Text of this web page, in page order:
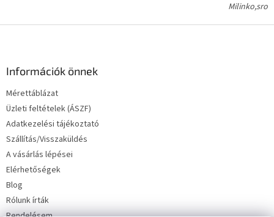
Milinko,sro
Információk önnek
Mérettáblázat
Üzleti feltételek (ÁSZF)
Adatkezelési tájékoztató
Szállítás/Visszaküldés
A vásárlás lépései
Elérhetőségek
Blog
Rólunk írták